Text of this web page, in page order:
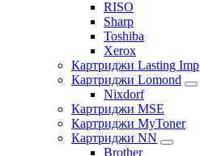
RISO
Sharp
Toshiba
Xerox
Картриджи Lasting Imp
Картриджи Lomond
Nixdorf
Картриджи MSE
Картриджи MyToner
Картриджи NN
Brother